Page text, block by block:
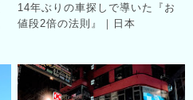
14年ぶりの車探しで導いた『お
値段2倍の法則』｜日本